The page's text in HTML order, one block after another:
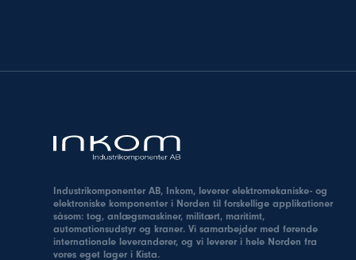
Industrikomponenter AB, Inkom, leverer elektromekaniske- og
elektroniske komponenter i Norden til forskellige applikationer
såsom: tog, anlægsmaskiner, militært, maritimt,
automationsudstyr og kraner. Vi samarbejder med førende
internationale leverandører, og vi leverer i hele Norden fra
vores eget lager i Kista.